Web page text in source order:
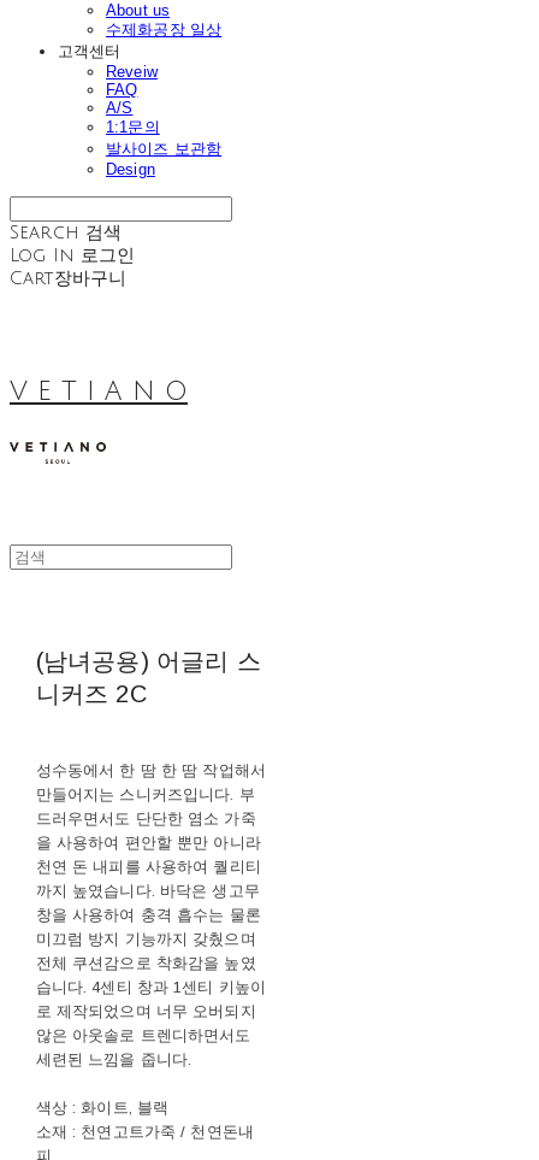
About us
수제화공장 일상
고객센터
Reveiw
FAQ
A/S
1:1문의
발사이즈 보관함
Design
Search 검색
Log In 로그인
Cart장바구니
V E T I A N O
(남녀공용) 어글리 스
니커즈 2C
성수동에서 한 땀 한 땀 작업해서
만들어지는 스니커즈입니다. 부
드러우면서도 단단한 염소 가죽
을 사용하여 편안할 뿐만 아니라
천연 돈 내피를 사용하여 퀄리티
까지 높였습니다. 바닥은 생고무
창을 사용하여 충격 흡수는 물론
미끄럼 방지 기능까지 갖췄으며
전체 쿠션감으로 착화감을 높였
습니다. 4센티 창과 1센티 키높이
로 제작되었으며 너무 오버되지
않은 아웃솔로 트렌디하면서도
세련된 느낌을 줍니다.
색상 : 화이트, 블랙
소재 : 천연고트가죽 / 천연돈내
피